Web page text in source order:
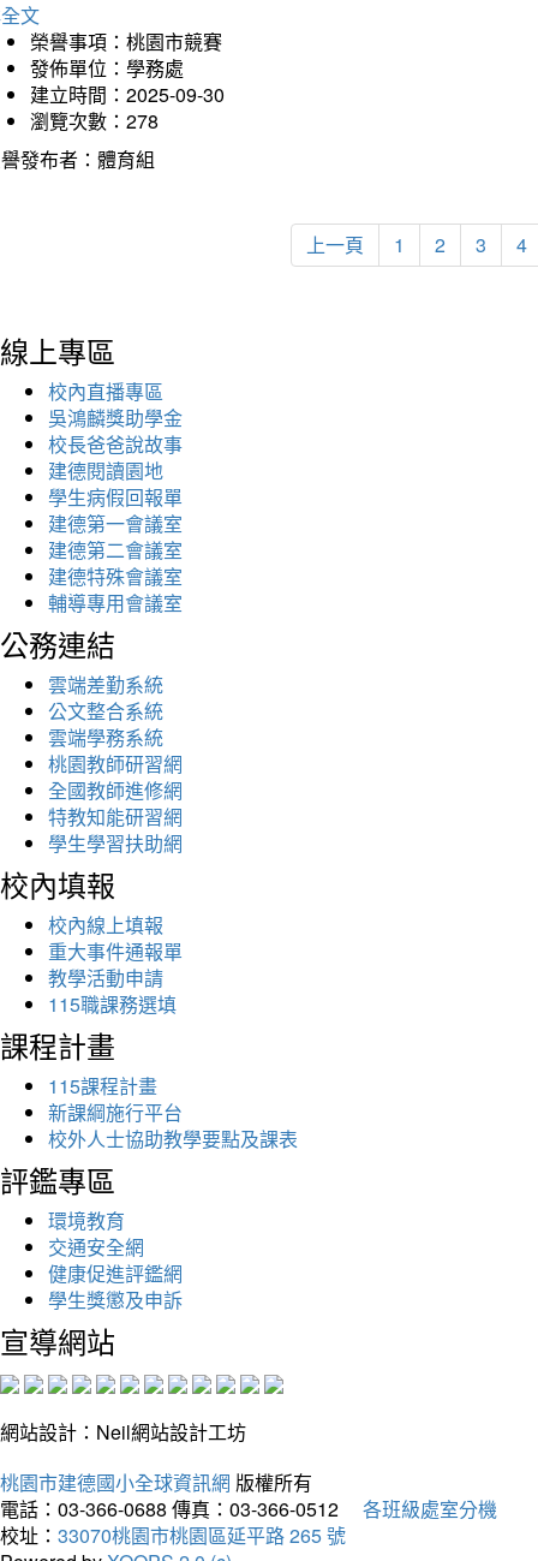
文
榮譽事項：桃園市競賽
發佈單位：學務處
建立時間：2025-09-30
瀏覽次數：278
發布者：體育組
上一頁 1 2 3 4
線上專區
校內直播專區
吳鴻麟獎助學金
校長爸爸說故事
建德閱讀園地
學生病假回報單
建德第一會議室
建德第二會議室
建德特殊會議室
輔導專用會議室
公務連結
雲端差勤系統
公文整合系統
雲端學務系統
桃園教師研習網
全國教師進修網
特教知能研習網
學生學習扶助網
校內填報
校內線上填報
重大事件通報單
教學活動申請
115職課務選填
課程計畫
115課程計畫
新課綱施行平台
校外人士協助教學要點及課表
評鑑專區
環境教育
交通安全網
健康促進評鑑網
學生獎懲及申訴
宣導網站
網站設計：Neil網站設計工坊
桃園市建德國小全球資訊網 版權所有
電話：03-366-0688 傳真：03-366-0512
各班級處室分機
校址： 33070桃園市桃園區延平路 265 號